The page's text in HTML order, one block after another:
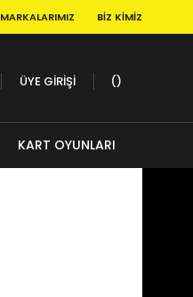
MARKALARIMIZ BIZ KIMIZ
ÜYE GİRİŞİ
KART OYUNLARI